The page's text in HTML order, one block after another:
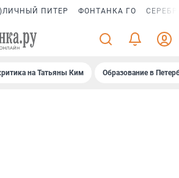
ПИТЕР ФОНТАНКА ГО
на Татьяны Ким Образование в